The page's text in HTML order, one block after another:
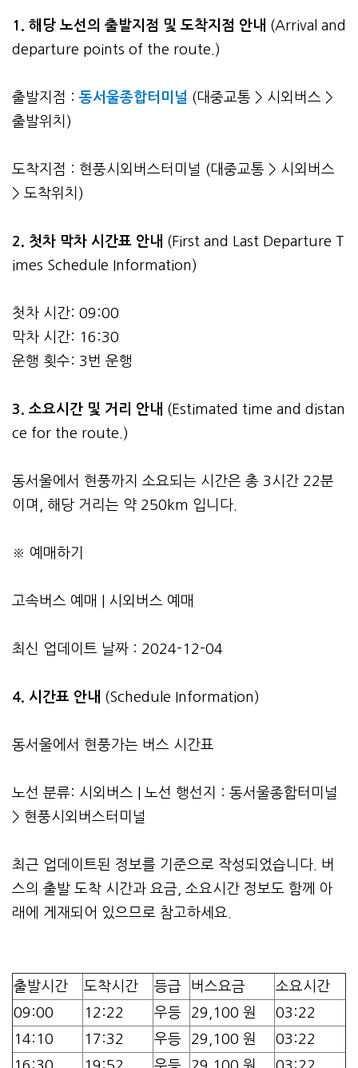
1. 해당 노선의 출발지점 및 도착지점 안내 (Arrival and
departure points of the route.)
출발지점 : 동서울종합터미널 (대중교통 > 시외버스 >
출발위치)
도착지점 : 현풍시외버스터미널 (대중교통 > 시외버스
> 도착위치)
2. 첫차 막차 시간표 안내 (First and Last Departure T
imes Schedule Information)
첫차 시간: 09:00
막차 시간: 16:30
운행 횟수: 3번 운행
3. 소요시간 및 거리 안내 (Estimated time and distan
ce for the route.)
동서울에서 현풍까지 소요되는 시간은 총 3시간 22분
이며, 해당 거리는 약 250km 입니다.
※ 예매하기
고속버스 예매 시외버스 예매
최신 업데이트 날짜 : 2024-12-04
4. 시간표 안내 (Schedule Information)
동서울에서 현풍가는 버스 시간표
노선 분류: 시외버스 | 노선 행선지 : 동서울종합터미널
> 현풍시외버스터미널
최근 업데이트된 정보를 기준으로 작성되었습니다. 버
스의 출발 도착 시간과 요금, 소요시간 정보도 함께 아
래에 게재되어 있으므로 참고하세요.
출발시간 도착시간 등급 버스요금
소요시간
09:00
12:22 우등 29,100 원
03:22
14:10
17:32 우등 29,100 원
03:22